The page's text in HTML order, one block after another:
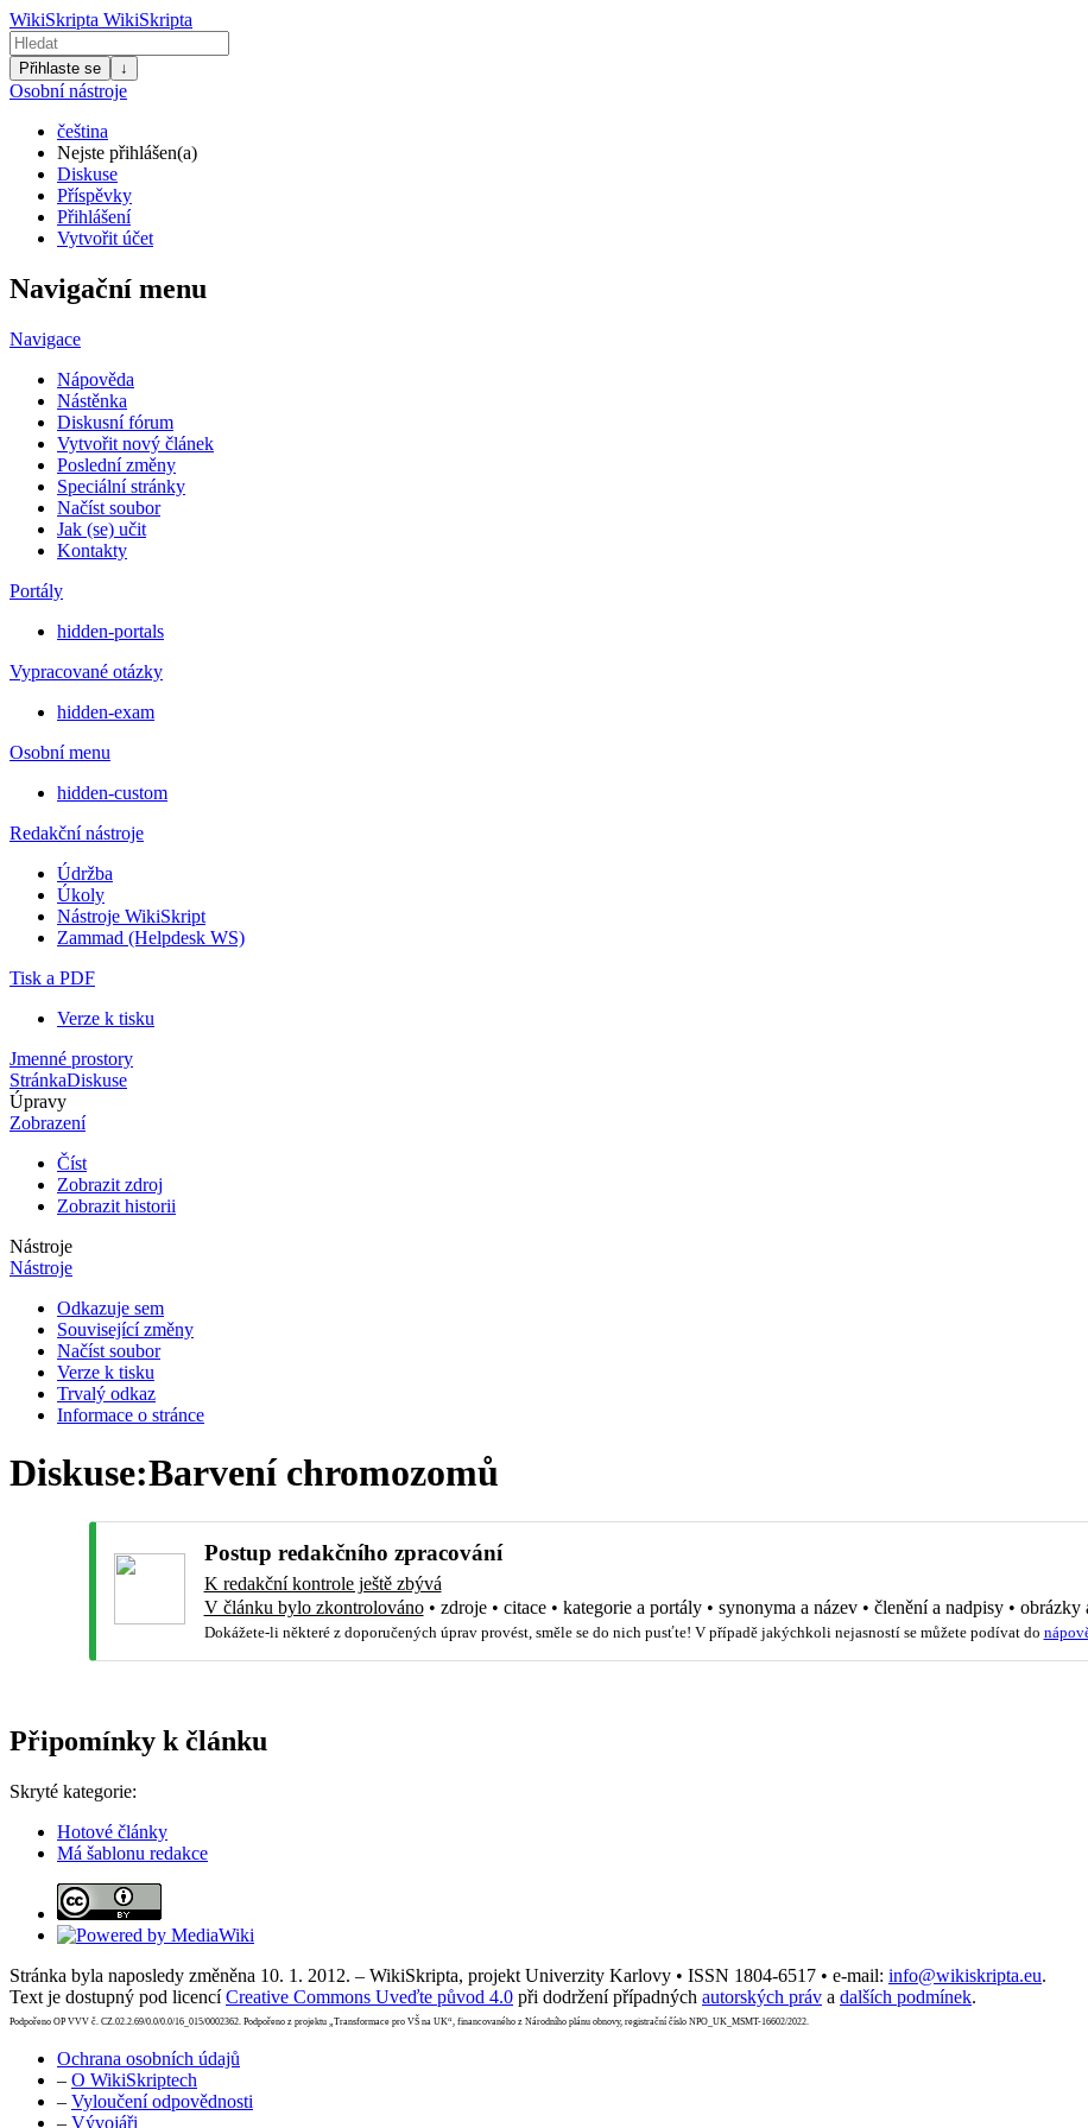
WikiSkripta WikiSkripta
Přihlaste se ↓
Osobní nástroje
čeština
Nejste přihlášen(a)
Diskuse
Příspěvky
Přihlášení
Vytvořit účet
Navigační menu
Navigace
Nápověda
Nástěnka
Diskusní fórum
Vytvořit nový článek
Poslední změny
Speciální stránky
Načíst soubor
Jak (se) učit
Kontakty
Portály
hidden-portals
Vypracované otázky
hidden-exam
Osobní menu
hidden-custom
Redakční nástroje
Údržba
Úkoly
Nástroje WikiSkript
Zammad (Helpdesk WS)
Tisk a PDF
Verze k tisku
Jmenné prostory
StránkaDiskuse
Úpravy
Zobrazení
Číst
Zobrazit zdroj
Zobrazit historii
Nástroje
Nástroje
Odkazuje sem
Související změny
Načíst soubor
Verze k tisku
Trvalý odkaz
Informace o stránce
Diskuse:Barvení chromozomů
Postup redakčního zpracování
K redakční kontrole ještě zbývá
V článku bylo zkontrolováno• zdroje• citace• kategorie a portály• synonyma a název • členění a nadpisy• obrázky
Dokážete-li některé z doporučených úprav provést, směle se do nich pusťte! V případě jakýchkoli nejasností se můžete podívat do
Připomínky k článku
Skryté kategorie:
Hotové články
Má šablonu redakce
Stránka byla naposledy změněna 10. 1. 2012. – WikiSkripta, projekt Univerzity Karlovy • ISSN 1804-6517 • e-mail: info@wikiskripta.eu.
Text je dostupný pod licencíCreative Commons Uveďte původ 4.0 při dodržení případných autorských práv a dalších podmínek.
Podpořeno OP VVV č. CZ.02.2.69/0.0/0.0/16_015/0002362. Podpořeno z projektu „Transformace pro VŠ na UK“, financovaného z Národního plánu obnovy, registrační číslo NPO_UK_MSMT-16602/2022.
Ochrana osobních údajů
– O WikiSkriptech
– Vyloučení odpovědnosti
– Vývojáři